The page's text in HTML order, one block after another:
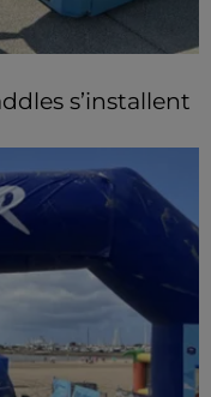
s’installent